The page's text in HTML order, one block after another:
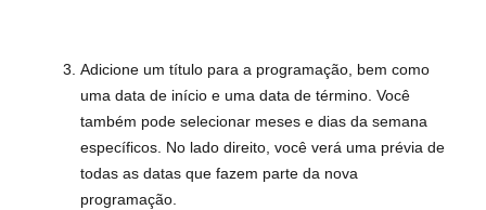
Adicione um título para a programação, bem como
uma data de início e uma data de término. Você
também pode selecionar meses e dias da semana
específicos. No lado direito, você verá uma prévia de
todas as datas que fazem parte da nova
programação.